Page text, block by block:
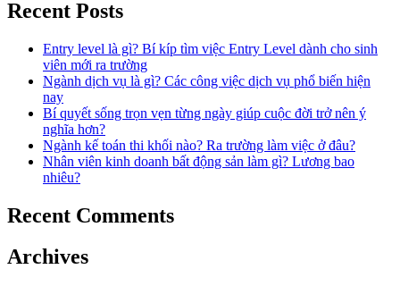
Recent Posts
Entry level là gì? Bí kíp tìm việc Entry Level dành cho sinh
viên mới ra trường
Ngành dịch vụ là gì? Các công việc dịch vụ phổ biến hiện
nay
Bí quyết sống trọn vẹn từng ngày giúp cuộc đời trở nên ý
nghĩa hơn?
Ngành kế toán thi khối nào? Ra trường làm việc ở đâu?
Nhân viên kinh doanh bất động sản làm gì? Lương bao
nhiêu?
Recent Comments
Archives